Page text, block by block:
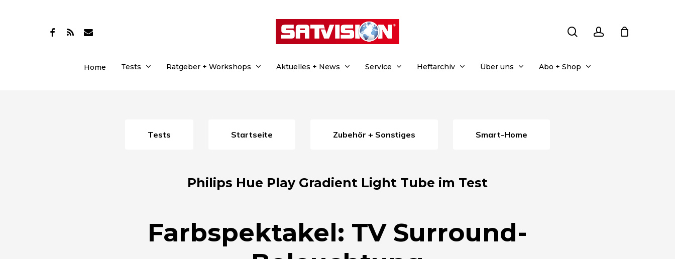
facebook
RSS email
Home Tests Ratgeber + Workshops Aktuelles + News Service Heftarchiv Über uns Abo + Shop
Tests Startseite Zubehör + Sonstiges Smart-Home
Philips Hue Play Gradient Light Tube im Test
Farbspektakel: TV Surround-